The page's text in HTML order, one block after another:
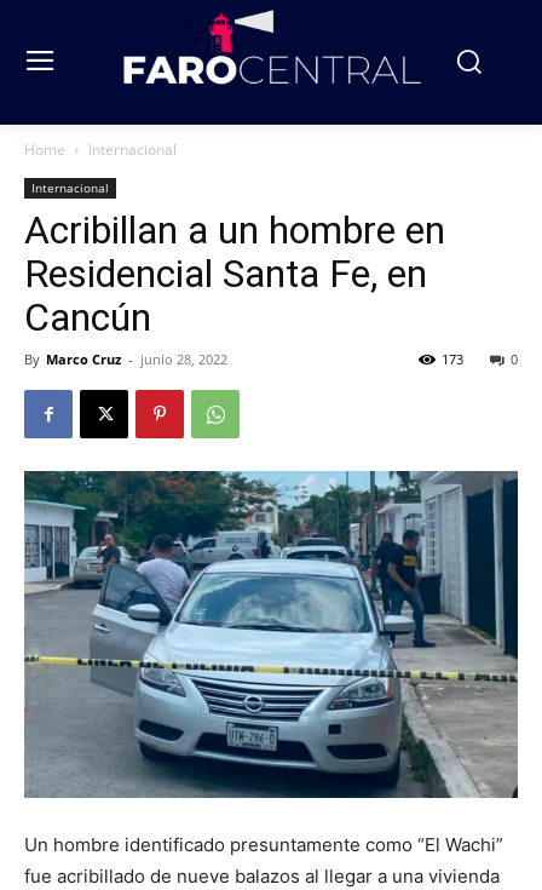
Home Internacional
Internacional
Acribillan a un hombre en
Residencial Santa Fe, en
Cancún
By Marco Cruz - junio 28, 2022 0
173
Un hombre identificado presuntamente como “El Wachi”
fue acribillado de nueve balazos al llegar a una vivienda